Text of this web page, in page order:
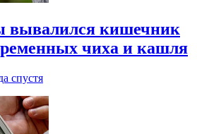
кишечник
чиха и кашля
спустя